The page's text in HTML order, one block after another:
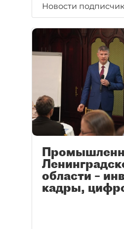
Новости
области –
кадры,